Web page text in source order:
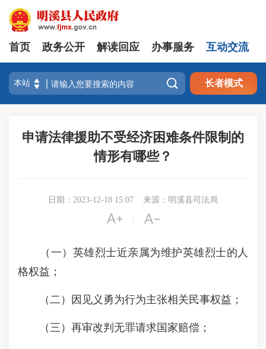
首页 政务公开 解读回应 办事服务 互动交流
 长者模式
申请法律援助不受经济困难条件限制的
情形有哪些？
日期：2023-12-18 15:07 来源：明溪县司法局
 
（一）英雄烈士近亲属为维护英雄烈士的人
格权益；
（二）因见义勇为行为主张相关民事权益；
（三）再审改判无罪请求国家赔偿；